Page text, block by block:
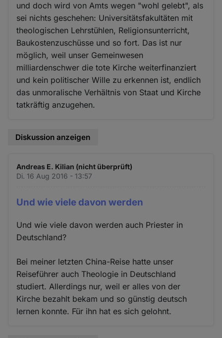
und doch wird von Amts wegen "wohl gelebt", als
sei nichts geschehen: Universitätsfakultäten mit
theologischen Lehrstühlen, Religionsunterricht,
Baukostenzuschüsse und so fort. Das ist nur
möglich, weil unser Gemeinwesen
milliardenschwer die tote Kirche weiterfinanziert
und kein politischer Wille zu erkennen ist, endlich
das unmoralische Verhältnis von Staat und Kirche
tatkräftig anzugehen.
Diskussion anzeigen
Andreas E. Kilian (nicht überprüft)
Di. 16 Aug 2016 - 13:57
Und wie viele davon werden
Und wie viele davon werden auch Priester in
Deutschland?
Bei meiner letzten China-Reise hatte unser
Reiseführer auch Theologie in Deutschland
studiert. Allerdings nur, weil er alles von der
Kirche bezahlt bekam und so günstig deutsch
lernen konnte. Für ihn hat es sich gelohnt.